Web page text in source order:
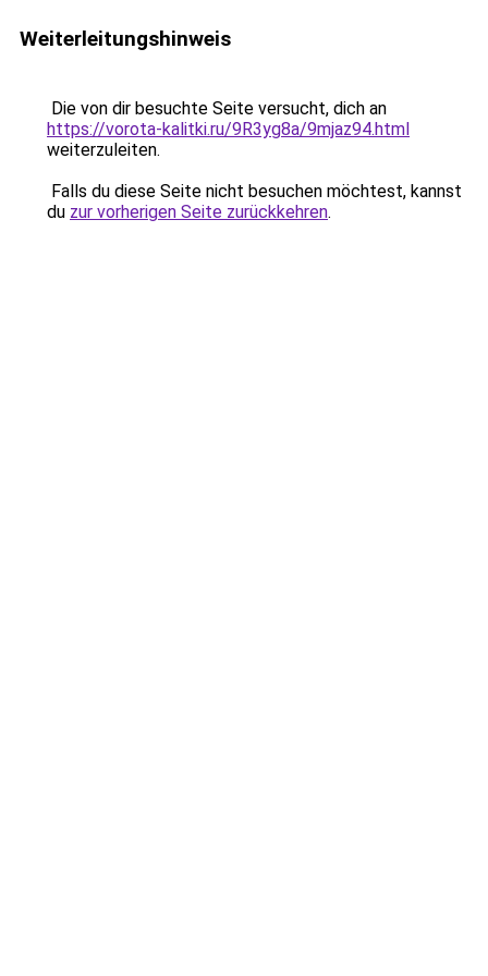
Weiterleitungshinweis
Die von dir besuchte Seite versucht, dich an
https://vorota-kalitki.ru/9R3yg8a/9mjaz94.html
weiterzuleiten.
Falls du diese Seite nicht besuchen möchtest, kannst
du zur vorherigen Seite zurückkehren.